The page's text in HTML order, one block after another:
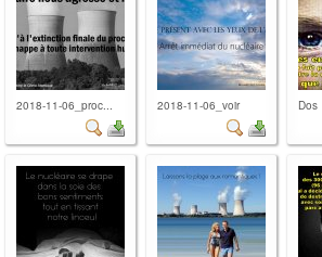
2018-11-06_proc... 2018-11-06_voir Dos